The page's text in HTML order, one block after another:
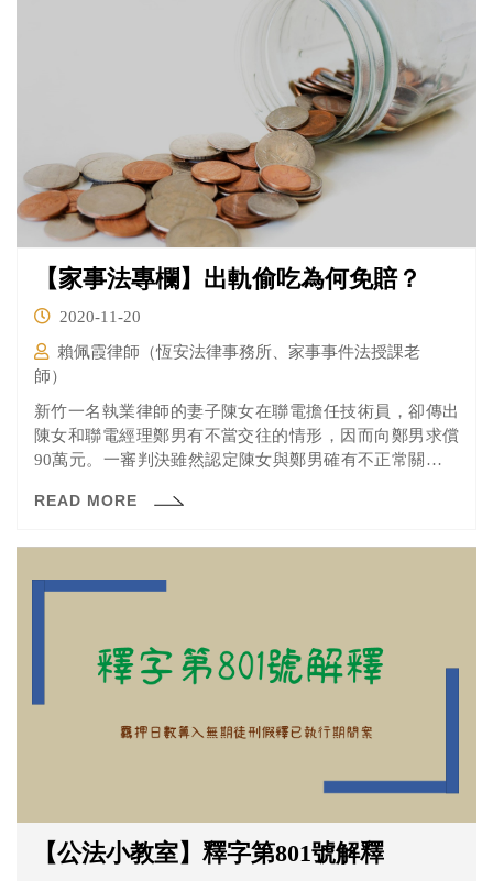
【家事法專欄】出軌偷吃為何免賠？
2020-11-20
賴佩霞律師（恆安法律事務所、家事事件法授課老
師）
新竹一名執業律師的妻子陳女在聯電擔任技術員，卻傳出
陳女和聯電經理鄭男有不當交往的情形，因而向鄭男求償
90萬元。一審判決雖然認定陳女與鄭男確有不正常關係，
保證不會對鄭男提訟，因此判決律師敗訴，偷吃的鄭姓經
READ MORE
【公法小教室】釋字第801號解釋